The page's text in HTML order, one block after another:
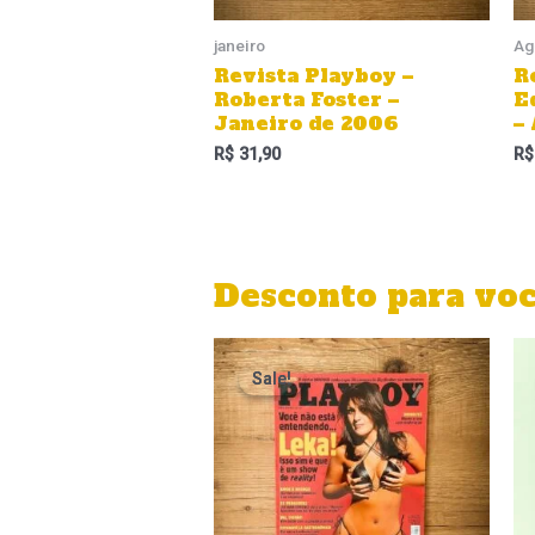
janeiro
Revista Playboy –
Roberta Foster –
Janeiro de 2006
R$31,90
–
R$
Desconto para
Sale!
Sale!